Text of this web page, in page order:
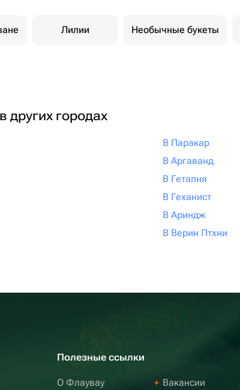
Лилии Необычные букеты
других городах
В Паракар
В Аргаванд
В Гетапня
В Геханист
В Ариндж
В Верин Птхни
Полезные ссылки
О Флаувау Вакансии